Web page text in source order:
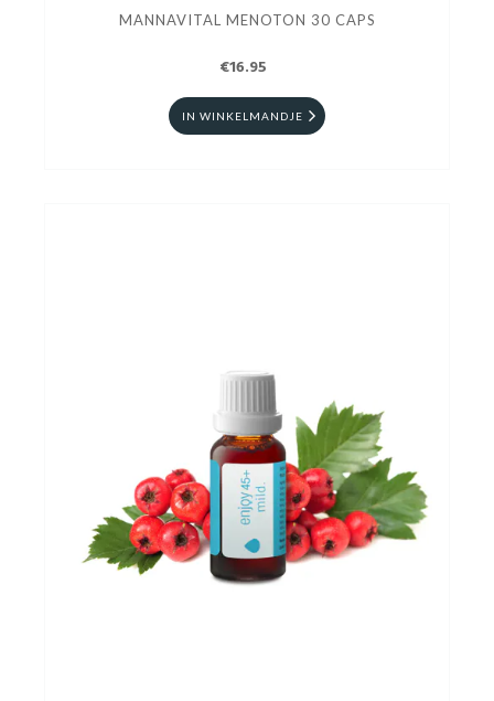
MANNAVITAL MENOTON 30 CAPS
€16.95
IN WINKELMANDJE